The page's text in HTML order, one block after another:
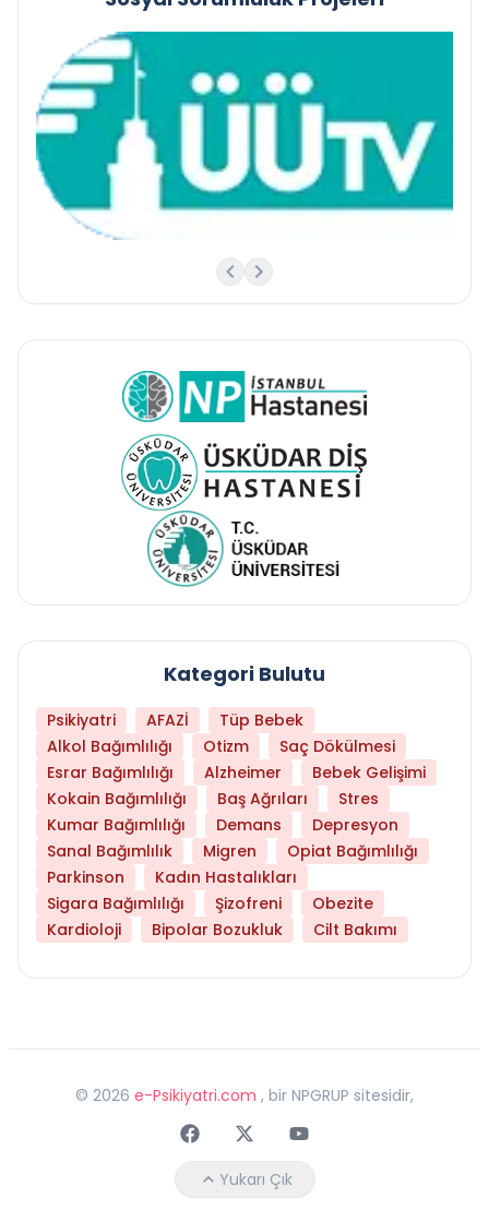
Kategori Bulutu
Psikiyatri AFAZİ
Tüp Bebek
Alkol Bağımlılığı
Otizm
Saç Dökülmesi
Esrar Bağımlılığı
Alzheimer
Bebek Gelişimi
Kokain Bağımlılığı
Baş Ağrıları
Stres
Kumar Bağımlılığı
Demans
Depresyon
Sanal Bağımlılık
Migren
Opiat Bağımlılığı
Parkinson
Kadın Hastalıkları
Sigara Bağımlılığı
Şizofreni
Obezite
Kardioloji
Bipolar Bozukluk Cilt Bakımı
© 2026 e-Psikiyatri.com , bir NPGRUP sitesidir,
FaceebokTwitterYoutube
Yukarı Çık